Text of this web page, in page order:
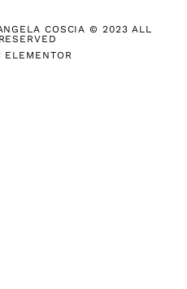
COSCIA © 2023 ALL
ELEMENTOR